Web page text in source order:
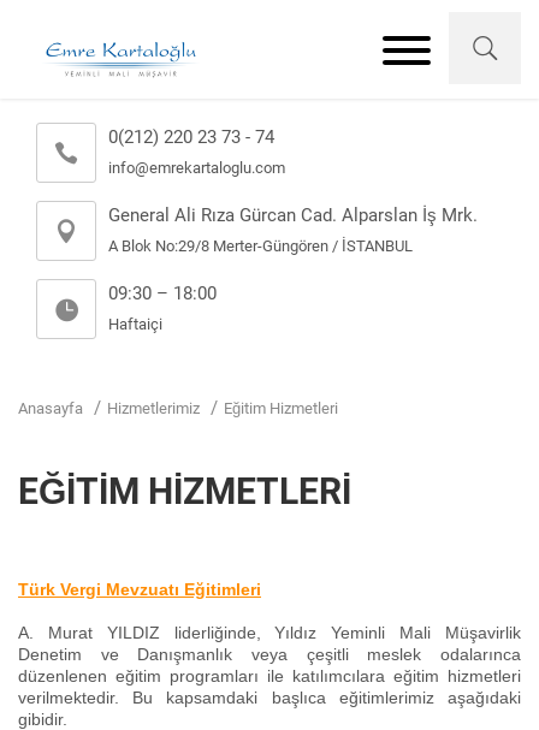
0(212) 220 23 73 - 74
info@emrekartaloglu.com
General Ali Rıza Gürcan Cad. Alparslan İş Mrk.
A Blok No:29/8 Merter-Güngören / İSTANBUL
09:30 – 18:00
Haftaiçi
Anasayfa Hizmetlerimiz Eğitim Hizmetleri
EĞİTİM HİZMETLERİ
Türk Vergi Mevzuatı Eğitimleri
A. Murat YILDIZ liderliğinde, Yıldız Yeminli Mali Müşavirlik
Denetim ve Danışmanlık veya çeşitli meslek odalarınca
düzenlenen eğitim programları ile katılımcılara eğitim hizmetleri
verilmektedir. Bu kapsamdaki başlıca eğitimlerimiz aşağıdaki
gibidir.